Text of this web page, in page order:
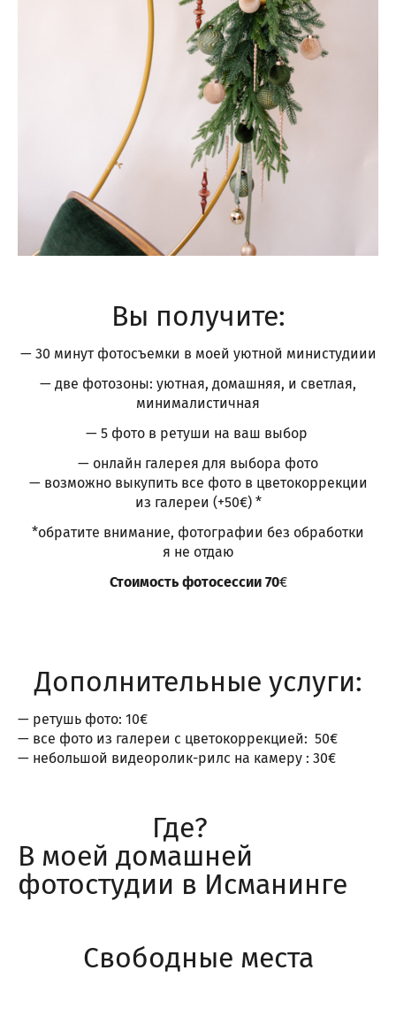
Вы получите:
— 30 минут фотосъемки в моей уютной министудиии
— две фотозоны: уютная, домашняя, и светлая,
минималистичная
— 5 фото в ретуши на ваш выбор
— онлайн галерея для выбора фото
— возможно выкупить все фото в цветокоррекции
из галереи (+50€) *
*обратите внимание, фотографии без обработки
я не отдаю
Стоимость фотосессии 70€
Дополнительные услуги:
— ретушь фото: 10€
— все фото из галереи с цветокоррекцией: 50€
— небольшой видеоролик-рилс на камеру : 30€
Где?
В моей домашней
фотостудии в Исманинге
Свободные места